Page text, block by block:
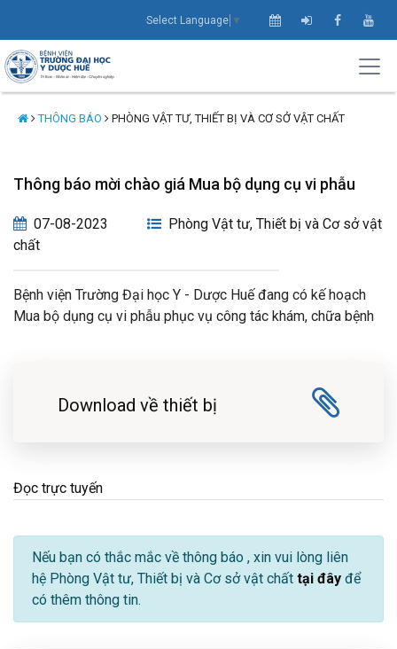
Select Language ▼
THÔNG BÁO PHÒNG VẬT TƯ, THIẾT BỊ VÀ CƠ SỞ VẬT CHẤT
Thông báo mời chào giá Mua bộ dụng cụ vi phẫu
07-08-2023
Phòng Vật tư, Thiết bị và Cơ sở vật
chất
Bệnh viện Trường Đại học Y - Dược Huế đang có kế hoạch
Mua bộ dụng cụ vi phẫu phục vụ công tác khám, chữa bệnh
Download về thiết bị
Đọc trực tuyến
Nếu bạn có thắc mắc về thông báo , xin vui lòng liên
hệ Phòng Vật tư, Thiết bị và Cơ sở vật chất tại đây để
có thêm thông tin.